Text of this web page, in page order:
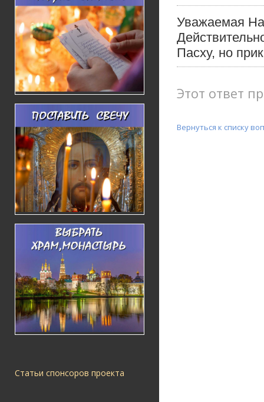
Статьи спонсоров проекта
Уважаемая
Пасху, но
Этот ответ
Вернуться к списку